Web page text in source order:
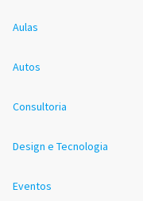
Aulas
Autos
Consultoria
Design e Tecnologia
Eventos